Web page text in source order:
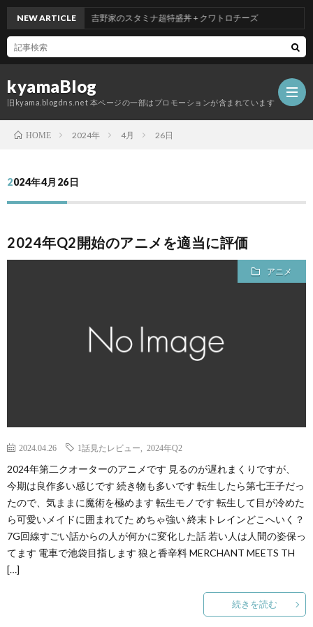
kyamaBlog
旧kyama.blogdns.net 本ページの一部はプロモーションが含まれています
NEW ARTICLE 吉野家のスタミナ超特盛丼 + クワトロチーズ
HOME 2024年 4月 26日
2024年4月26日
2024年Q2開始のアニメを適当に評価
アニメ
2024.04.26 1話見たレビュー 2024年Q2
2024年第二クオーターのアニメです 見るのが遅れまくりですが、
今期は良作多い感じです 続き物も多いです 転生したら第七王子だっ
たので、気ままに魔術を極めます 転生モノです 転生して目が冷めた
ら可愛いメイドに囲まれてた めちゃ強い 終末トレインどこへいく？
7G回線すごい話からの人が何かに変化した話 若い人は人間の姿保っ
てます 電車で池袋目指します 狼と香辛料 MERCHANT MEETS TH
[…]
続きを読む